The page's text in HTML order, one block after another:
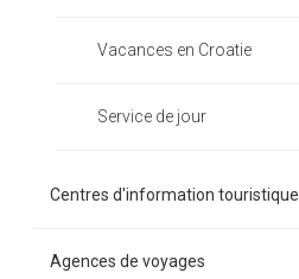
Vacances en Croatie
Service de jour
Centres d'information touristique
Agences de voyages